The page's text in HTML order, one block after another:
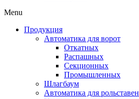
Menu
Продукция
Автоматика для ворот
Откатных
Распашных
Секционных
Промышленных
Шлагбаум
Автоматика для рольставен